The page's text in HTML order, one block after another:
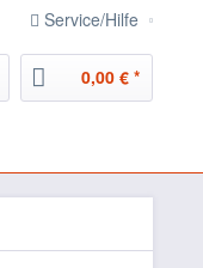
Service/Hilfe
0,00 € *